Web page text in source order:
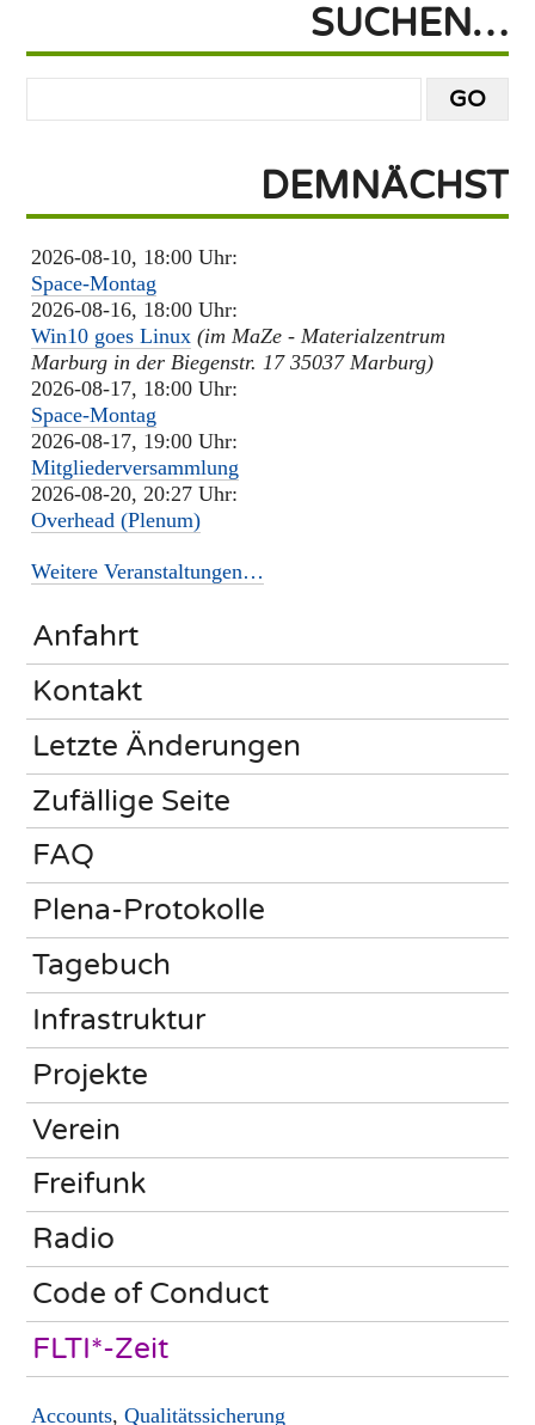
SUCHEN…
DEMNÄCHST
2026-08-10, 18:00 Uhr:
Space-Montag
2026-08-16, 18:00 Uhr:
Win10 goes Linux (im MaZe - Materialzentrum
Marburg in der Biegenstr. 17 35037 Marburg)
2026-08-17, 18:00 Uhr:
Space-Montag
2026-08-17, 19:00 Uhr:
Mitgliederversammlung
2026-08-20, 20:27 Uhr:
Overhead (Plenum)
Weitere Veranstaltungen…
Anfahrt
Kontakt
Letzte Änderungen
Zufällige Seite
FAQ
Plena-Protokolle
Tagebuch
Infrastruktur
Projekte
Verein
Freifunk
Radio
Code of Conduct
FLTI*-Zeit
Accounts, Qualitätssicherung